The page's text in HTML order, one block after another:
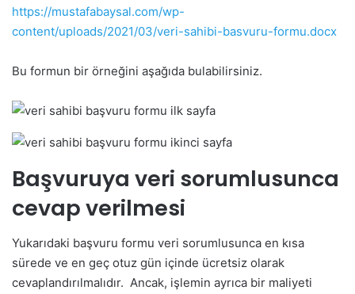
https://mustafabaysal.com/wp-
content/uploads/2021/03/veri-sahibi-basvuru-formu.docx
Bu formun bir örneğini aşağıda bulabilirsiniz.
Başvuruya veri sorumlusunca
cevap verilmesi
Yukarıdaki başvuru formu veri sorumlusunca en kısa
sürede ve en geç otuz gün içinde ücretsiz olarak
cevaplandırılmalıdır. Ancak, işlemin ayrıca bir maliyeti